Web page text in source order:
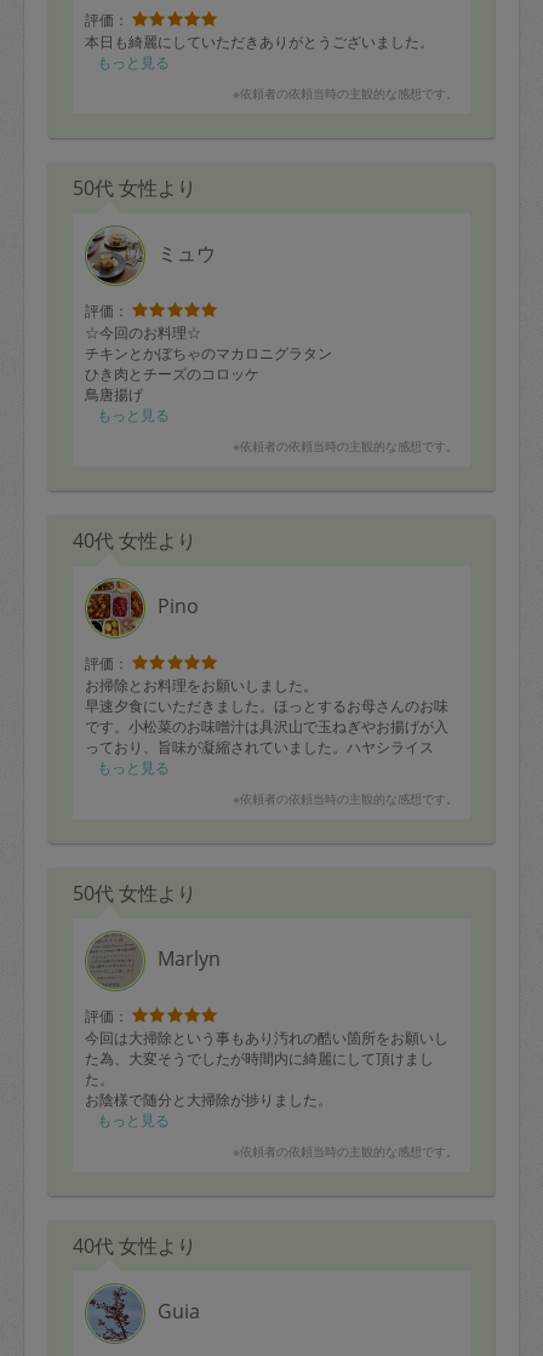
評価：
本日も綺麗にしていただきありがとうございました。
もっと見る
※依頼者の依頼当時の主観的な感想です。
50代 女性より
ミュウ
評価：
☆今回のお料理☆
チキンとかぼちゃのマカロニグラタン
ひき肉とチーズのコロッケ
鳥唐揚げ
鳥の甘酢あん
おむすび
今回も数点リクエスト、あとはお任せ、で依頼しまし
かりました。
グラタンも春雨さらだもとても丁寧に作っていただき、
味も前回同様、我が家にはばっちりでした。今晩の中華
系献立がとても楽しみです。
今回は私が終了時間までに帰宅できないので、すべて終
わった状態で帰宅したのですがキッチンもきれいに片付
いており、むしろすっきりした感じでした。私がタッパ
ーの追加を準備し忘れていたのですが、上手に家にある
お皿などで対応くださいました。
もっと見る
※依頼者の依頼当時の主観的な感想です。
40代 女性より
Pino
評価：
お掃除とお料理をお願いしました。
早速夕食にいただきました。ほっとするお母さんのお味
です。小松菜のお味噌汁は具沢山で玉ねぎやお揚げが入
っており、旨味が凝縮されていました。ハヤシライス
は、レトルトを用意していましたが、ローリエを入れた
ね。勉強になります。カット野菜はアレンジしやすいの
お布団が綺麗に整えられていて、脱ぎ散らかしていたパ
とうございます。トイレ
お風呂の天井のカビが残っていたので、また次回よろし
くお願いします。
【お料理リクエスト】
・小松菜おひたし
・小松菜のお味噌汁
・レンコン甘辛炒め
・ピーマンの肉詰め
・ハヤシライス
・キャベツの千切り半玉
・ベッド下掃除
・窓ふき、レール
もっと見る
※依頼者の依頼当時の主観的な感想です。
50代 女性より
Marlyn
評価：
今回は大掃除という事もあり汚れの酷い箇所をお願いし
た為、大変そうでしたが時間内に綺麗にして頂けまし
た。
お陰様で随分と大掃除が捗りました。
次回もよろしくお願いします。
もっと見る
※依頼者の依頼当時の主観的な感想です。
40代 女性より
Guia